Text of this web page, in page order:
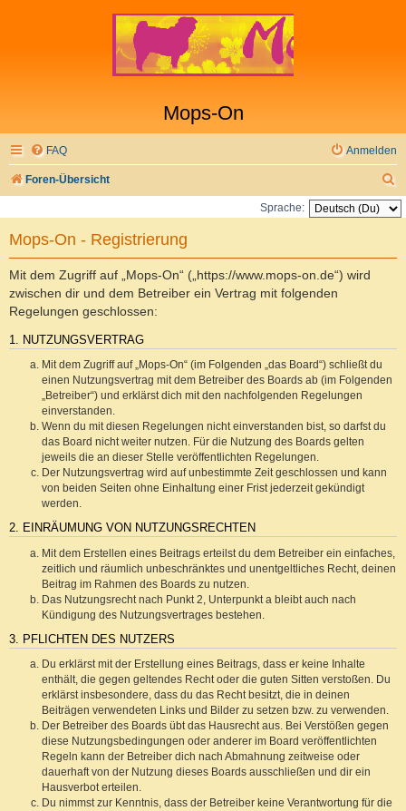
Mops-On
FAQ Anmelden
Foren-Übersicht
u
Sprache:
Mops-On - Registrierung
Mit dem Zugriff auf „Mops-On“ („https://www.mops-on.de“) wird
zwischen dir und dem Betreiber ein Vertrag mit folgenden
Regelungen geschlossen:
1. NUTZUNGSVERTRAG
Mit dem Zugriff auf „Mops-On“ (im Folgenden „das Board“) schließt du
einen Nutzungsvertrag mit dem Betreiber des Boards ab (im Folgenden
„Betreiber“) und erklärst dich mit den nachfolgenden Regelungen
einverstanden.
Wenn du mit diesen Regelungen nicht einverstanden bist, so darfst du
das Board nicht weiter nutzen. Für die Nutzung des Boards gelten
jeweils die an dieser Stelle veröffentlichten Regelungen.
Der Nutzungsvertrag wird auf unbestimmte Zeit geschlossen und kann
von beiden Seiten ohne Einhaltung einer Frist jederzeit gekündigt
werden.
2. EINRÄUMUNG VON NUTZUNGSRECHTEN
Mit dem Erstellen eines Beitrags erteilst du dem Betreiber ein einfaches,
zeitlich und räumlich unbeschränktes und unentgeltliches Recht, deinen
Beitrag im Rahmen des Boards zu nutzen.
Das Nutzungsrecht nach Punkt 2, Unterpunkt a bleibt auch nach
Kündigung des Nutzungsvertrages bestehen.
3. PFLICHTEN DES NUTZERS
Du erklärst mit der Erstellung eines Beitrags, dass er keine Inhalte
enthält, die gegen geltendes Recht oder die guten Sitten verstoßen. Du
erklärst insbesondere, dass du das Recht besitzt, die in deinen
Beiträgen verwendeten Links und Bilder zu setzen bzw. zu verwenden.
Der Betreiber des Boards übt das Hausrecht aus. Bei Verstößen gegen
diese Nutzungsbedingungen oder anderer im Board veröffentlichten
Regeln kann der Betreiber dich nach Abmahnung zeitweise oder
dauerhaft von der Nutzung dieses Boards ausschließen und dir ein
Hausverbot erteilen.
Du nimmst zur Kenntnis, dass der Betreiber keine Verantwortung für die